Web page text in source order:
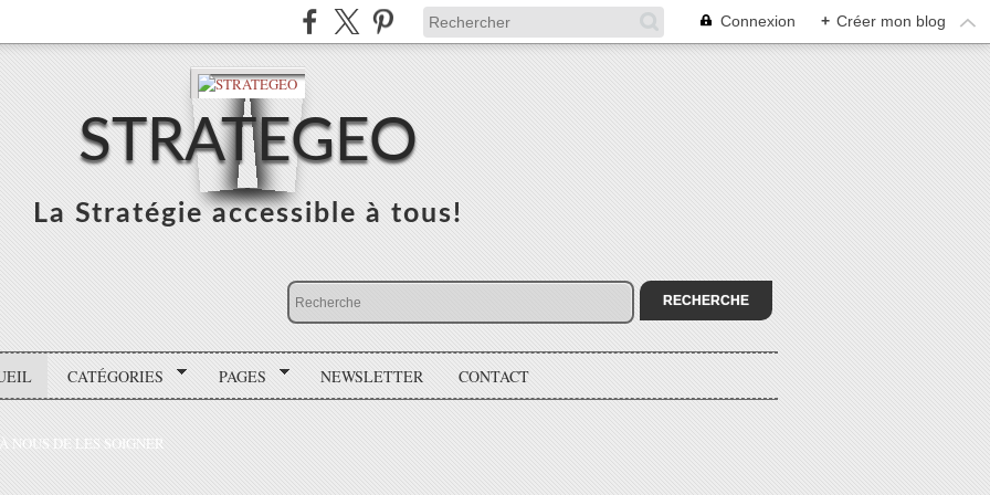
Connexion + Créer mon blog
STRATEGEO
La Stratégie accessible à tous!
CATÉGORIES PAGES NEWSLETTER CONTACT